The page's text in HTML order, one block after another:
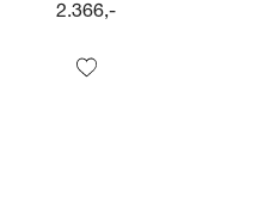
2.366,-